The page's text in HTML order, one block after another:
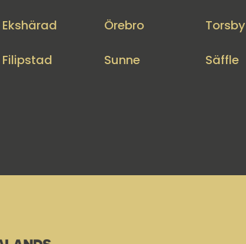
Ekshärad Örebro Torsby
Filipstad Sunne Säffle